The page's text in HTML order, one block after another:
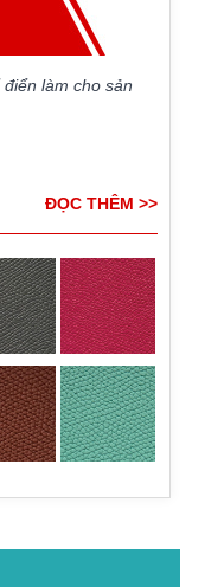
làm cho sản
ĐỌC THÊM >>